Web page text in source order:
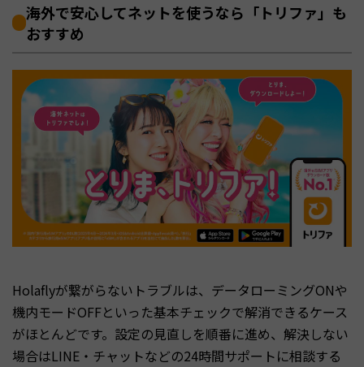
海外で安心してネットを使うなら「トリファ」も
おすすめ
Holaflyが繋がらないトラブルは、データローミングONや
機内モードOFFといった基本チェックで解消できるケース
がほとんどです。設定の見直しを順番に進め、解決しない
場合はLINE・チャットなどの24時間サポートに相談する